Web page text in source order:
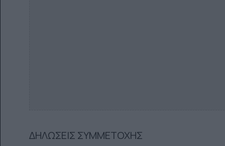
ΔΗΛΩΣΕΙΣ ΣΥΜΜΕΤΟΧΗΣ